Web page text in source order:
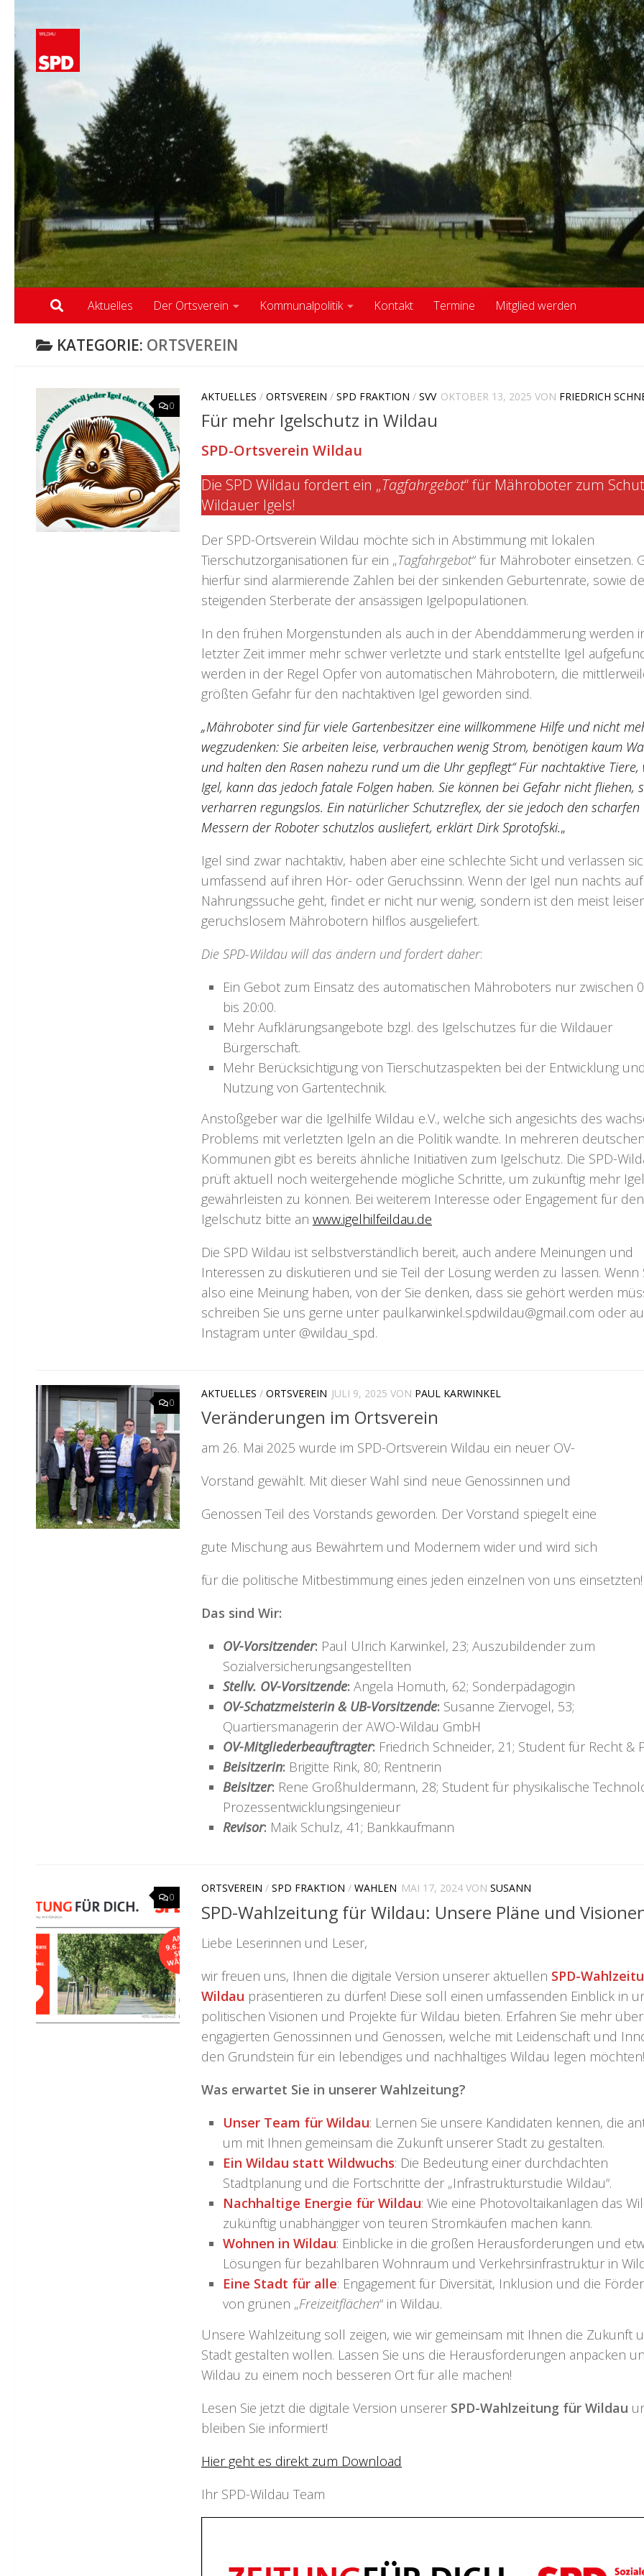
Zum Inhalt springen
Aktuelles Der Ortsverein Kommunalpolitik Kontakt Termine Mitglied werden
KATEGORIE: ORTSVEREIN
0
AKTUELLES / ORTSVEREIN / SPD FRAKTION / SVV OKTOBER 13, 2025 VON FRIEDRICH
Für mehr Igelschutz in Wildau
SPD-Ortsverein Wildau
Die SPD Wildau fordert ein „Tagfahrgebot“ für Mähroboter zum
Wildauer Igels!
Der SPD-Ortsverein Wildau möchte sich in Abstimmung mit lokalen
Tierschutzorganisationen für ein „Tagfahrgebot“ für Mähroboter einsetzen.
hierfür sind alarmierende Zahlen bei der sinkenden Geburtenrate, sowie
steigenden Sterberate der ansässigen Igelpopulationen.
In den frühen Morgenstunden als auch in der Abenddämmerung werden
letzter Zeit immer mehr schwer verletzte und stark entstellte Igel
werden in der Regel Opfer von automatischen Mährobotern, die
größten Gefahr für den nachtaktiven Igel geworden sind.
„Mähroboter sind für viele Gartenbesitzer eine willkommene Hilfe und nicht
wegzudenken: Sie arbeiten leise, verbrauchen wenig Strom, benötigen kaum
und halten den Rasen nahezu rund um die Uhr gepflegt“ Für nachtaktive Tiere,
Igel, kann das jedoch fatale Folgen haben. Sie können bei Gefahr nicht fliehen,
verharren regungslos. Ein natürlicher Schutzreflex, der sie jedoch den scharfen
Messern der Roboter schutzlos ausliefert, erklärt Dirk Sprotofski.„
Igel sind zwar nachtaktiv, haben aber eine schlechte Sicht und verlassen
umfassend auf ihren Hör- oder Geruchssinn. Wenn der Igel nun nachts auf
Nahrungssuche geht, findet er nicht nur wenig, sondern ist den meist
geruchslosem Mährobotern hilflos ausgeliefert.
Die SPD-Wildau will das ändern und fordert daher:
Ein Gebot zum Einsatz des automatischen Mähroboters nur zwischen
bis 20:00.
Mehr Aufklärungsangebote bzgl. des Igelschutzes für die Wildauer
Bürgerschaft.
Mehr Berücksichtigung von Tierschutzaspekten bei der Entwicklung und
Nutzung von Gartentechnik.
Anstoßgeber war die Igelhilfe Wildau e.V., welche sich angesichts des
Problems mit verletzten Igeln an die Politik wandte. In mehreren deutschen
Kommunen gibt es bereits ähnliche Initiativen zum Igelschutz. Die SPD-
prüft aktuell noch weitergehende mögliche Schritte, um zukünftig mehr
gewährleisten zu können. Bei weiterem Interesse oder Engagement für den
Igelschutz bitte an www.igelhilfeildau.de
Die SPD Wildau ist selbstverständlich bereit, auch andere Meinungen und
Interessen zu diskutieren und sie Teil der Lösung werden zu lassen. Wenn
also eine Meinung haben, von der Sie denken, dass sie gehört werden
schreiben Sie uns gerne unter paulkarwinkel.spdwildau@gmail.com oder
Instagram unter @wildau_spd.
0
AKTUELLES / ORTSVEREIN JULI 9, 2025 VON PAUL KARWINKEL
Veränderungen im Ortsverein
am 26. Mai 2025 wurde im SPD-Ortsverein Wildau ein neuer OV-
Vorstand gewählt. Mit dieser Wahl sind neue Genossinnen und
Genossen Teil des Vorstands geworden. Der Vorstand spiegelt eine
gute Mischung aus Bewährtem und Modernem wider und wird sich
für die politische Mitbestimmung eines jeden einzelnen von uns einsetzten!
Das sind Wir:
OV-Vorsitzender: Paul Ulrich Karwinkel, 23; Auszubildender zum
Sozialversicherungsangestellten
Stellv. OV-Vorsitzende: Angela Homuth, 62; Sonderpädagogin
OV-Schatzmeisterin & UB-Vorsitzende: Susanne Ziervogel, 53;
Quartiersmanagerin der AWO-Wildau GmbH
OV-Mitgliederbeauftragter: Friedrich Schneider, 21; Student für Recht &
Beisitzerin: Brigitte Rink, 80; Rentnerin
Beisitzer: Rene Großhuldermann, 28; Student für physikalische
Prozessentwicklungsingenieur
Revisor: Maik Schulz, 41; Bankkaufmann
0
ORTSVEREIN / SPD FRAKTION / WAHLEN MAI 17, 2024 VON SUSANN
SPD-Wahlzeitung für Wildau: Unsere Pläne und
Liebe Leserinnen und Leser,
wir freuen uns, Ihnen die digitale Version unserer aktuellen SPD-
Wildau präsentieren zu dürfen! Diese soll einen umfassenden Einblick in
politischen Visionen und Projekte für Wildau bieten. Erfahren Sie mehr
engagierten Genossinnen und Genossen, welche mit Leidenschaft und
den Grundstein für ein lebendiges und nachhaltiges Wildau legen möchten!
Was erwartet Sie in unserer Wahlzeitung?
Unser Team für Wildau: Lernen Sie unsere Kandidaten kennen, die
um mit Ihnen gemeinsam die Zukunft unserer Stadt zu gestalten.
Ein Wildau statt Wildwuchs: Die Bedeutung einer durchdachten
Stadtplanung und die Fortschritte der „Infrastrukturstudie Wildau“.
Nachhaltige Energie für Wildau: Wie eine Photovoltaikanlagen das
zukünftig unabhängiger von teuren Stromkäufen machen kann.
Wohnen in Wildau: Einblicke in die großen Herausforderungen und
Lösungen für bezahlbaren Wohnraum und Verkehrsinfrastruktur in
Eine Stadt für alle: Engagement für Diversität, Inklusion und die
von grünen „Freizeitflächen“ in Wildau.
Unsere Wahlzeitung soll zeigen, wie wir gemeinsam mit Ihnen die Zukunft
Stadt gestalten wollen. Lassen Sie uns die Herausforderungen anpacken
Wildau zu einem noch besseren Ort für alle machen!
Lesen Sie jetzt die digitale Version unserer SPD-Wahlzeitung für Wildau
bleiben Sie informiert!
Hier geht es direkt zum Download
Ihr SPD-Wildau Team